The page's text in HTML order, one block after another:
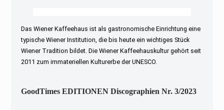
Das Wiener Kaffeehaus ist als gastronomische Einrichtung eine
typische Wiener Institution, die bis heute ein wichtiges Stück
Wiener Tradition bildet. Die Wiener Kaffeehauskultur gehört seit
2011 zum immateriellen Kulturerbe der UNESCO.
GoodTimes EDITIONEN Discographien Nr. 3/2023